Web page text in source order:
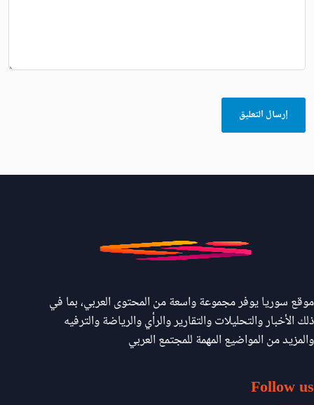
موقع سوريا يوفر مجموعة واسعة من المحتوى العربي، بما في
ذلك الأخبار والتحليلات والتقارير والرأي والرياضة والترفيه
والمزيد من المواضيع المهمة للمجتمع العربي
Follow us